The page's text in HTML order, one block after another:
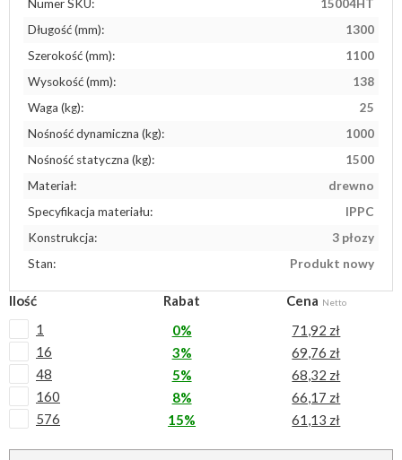
Numer SKU:
15004HT
Długość (mm):
1300
Szerokość (mm):
1100
Wysokość (mm):
138
Waga (kg):
25
Nośność dynamiczna (kg):
1000
Nośność statyczna (kg):
1500
Materiał:
drewno
Specyfikacja materiału:
IPPC
Konstrukcja:
3 płozy
Stan:
Produkt nowy
Ilość Rabat Cena Netto
1 0%
71,92 zł
16
3%
69,76 zł
48
5%
68,32 zł
160
8%
66,17 zł
576
15% 61,13 zł